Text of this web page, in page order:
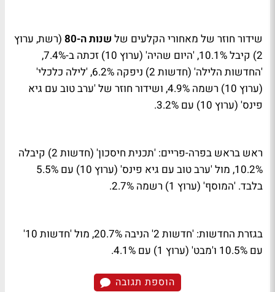
שידור חוזר של מאחורי הקלעים של שנות ה-80
(רשת, ערוץ
2) קיבל 10.1%, 'היום שהיה' (ערוץ 10) זכתה ב-7.4%,
'החדשות הלילה' (חדשות 2) ניפקה 6.2%, 'לילה כלכלי'
(ערוץ 10) רשמה 4.9%, ושידור חוזר של 'ערב טוב עם גיא
פינס' (ערוץ 10) עם 3.2%.
ראש בראש בפרה-פריים: 'תכנית חיסכון' (חדשות 2) קיבלה
10.2%, מול 'ערב טוב עם גיא פינס' (ערוץ 10) עם 5.5%
בלבד. 'המוסף' (ערוץ 1) רשמה 2.7%.
בגזרת החדשות: 'חדשות 2' הניבה 20.7%, מול 'חדשות 10'
עם 10.5% ו'מבט' (ערוץ 1) עם 4.1%.
הוספת תגובה